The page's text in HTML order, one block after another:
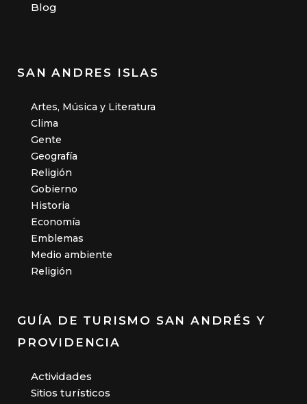
Blog
SAN ANDRES ISLAS
Artes, Música y Literatura
Clima
Gente
Geografía
Religión
Gobierno
Historia
Economía
Emblemas
Medio ambiente
Religión
GUÍA DE TURISMO SAN ANDRÉS Y
PROVIDENCIA
Actividades
Sitios turísticos